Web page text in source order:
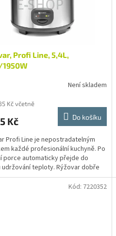
Profi Line, 5,4L,
Není skladem
Kč včetně
Kč Do košíku
Profi Line je nepostradatelným
každé profesionální kuchyně. Po
porce automaticky přejde do
udržování teploty. Rýžovar dobře
i pro...
Kód: 7220352